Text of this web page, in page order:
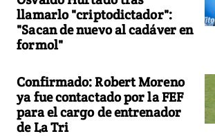
llamarlo "criptodictador":
"Sacan de nuevo al cadáver en
formol"
Confirmado: Robert Moreno
ya fue contactado por la FEF
para el cargo de entrenador
de La Tri